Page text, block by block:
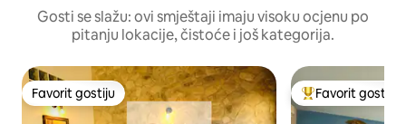
Gosti se slažu: ovi smještaji imaju visoku ocjenu po
pitanju lokacije, čistoće i još kategorija.
Favorit gostiju
Favorit gostiju Glavni favorit
Favorit gostiju